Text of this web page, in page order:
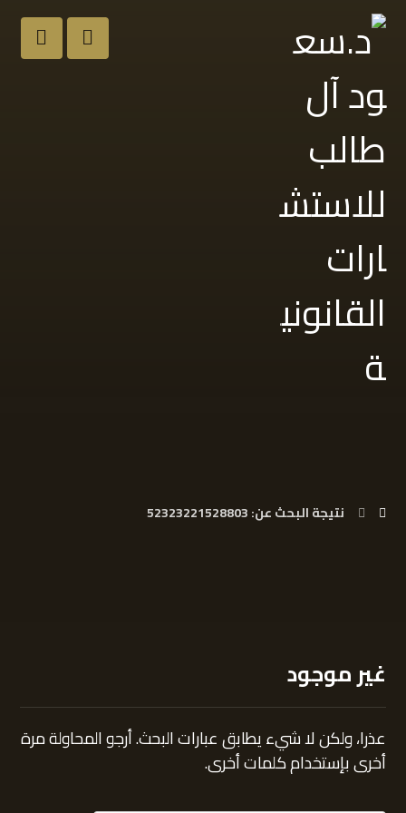
نتيجة البحث عن: 52323221528803
غير موجود
عذرا، ولكن لا شيء يطابق عبارات البحث. أرجو المحاولة مرة
أخرى بإستخدام كلمات أخرى.